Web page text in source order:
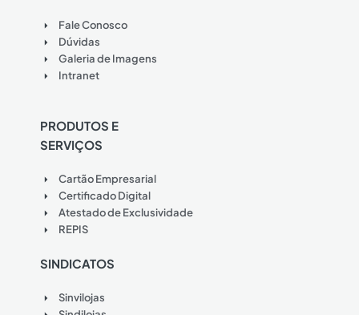
Fale Conosco
Dúvidas
Galeria de Imagens
Intranet
PRODUTOS E
SERVIÇOS
Cartão Empresarial
Certificado Digital
Atestado de Exclusividade
REPIS
SINDICATOS
Sinvilojas